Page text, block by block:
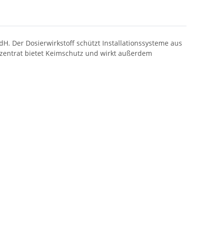
Der Dosierwirkstoff schützt Installationssysteme aus
bietet Keimschutz und wirkt außerdem